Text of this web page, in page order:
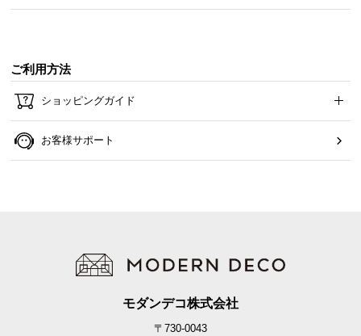
ご利用方法
ショッピングガイド
お客様サポート
モダンデコ株式会社
〒730-0043